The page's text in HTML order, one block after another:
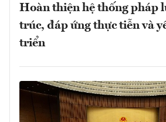
Hoàn thiện hệ thống pháp
trúc, đáp ứng thực tiễn và
triển